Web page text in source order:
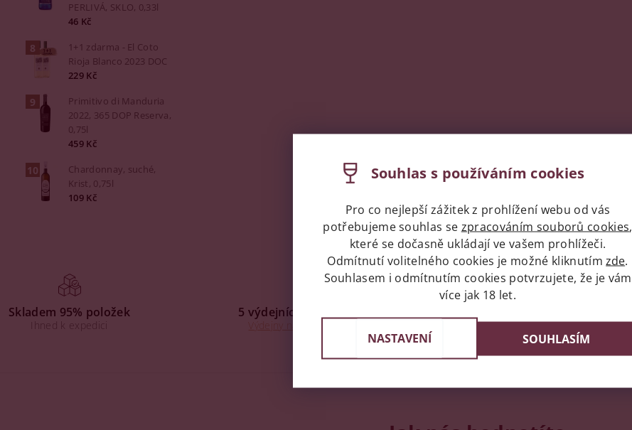
PERLIVÁ, SKLO, 0,33l
46 Kč
1+1 zdarma - El Coto
Rioja Blanco 2023 DOC
229 Kč
Primitivo di Manduria
2022, 365 DOP Reserva,
0,75l
459 Kč
Chardonnay, suché,
Krist, 0,75l
109 Kč
Skladem 95% položek
Ihned k expedici
5 výdejních míst v Praze
Do 24 hodin u vás doma
Souhlas s používáním cookies
Pro co nejlepší zážitek z prohlížení webu od vás
potřebujeme souhlas se zpracováním souborů cookies,
které se dočasně ukládají ve vašem prohlížeči.
Odmítnutí volitelného cookies je možné kliknutímzde.
Souhlasem i odmítnutím cookies potvrzujete, že je vám
více jak 18 let.
NASTAVENÍ SOUHLASÍM